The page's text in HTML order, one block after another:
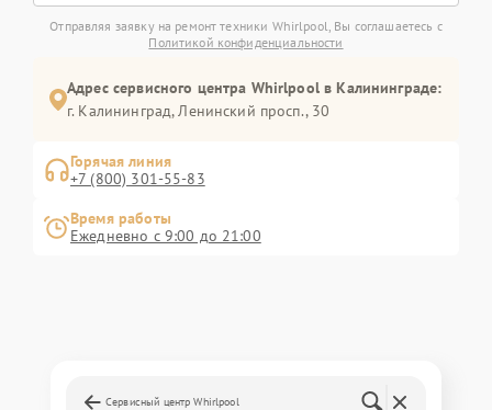
Отправляя заявку на ремонт техники Whirlpool, Вы соглашаетесь с
Политикой конфиденциальности
Адрес сервисного центра Whirlpool в Калининграде:
г. Калининград, Ленинский просп., 30
Горячая линия
+7 (800) 301-55-83
Время работы
Ежедневно с 9:00 до 21:00
Сервисный центр Whirlpool